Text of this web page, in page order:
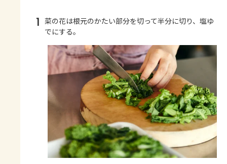
1 菜の花は根元のかたい部分を切って半分に切り、塩ゆ
でにする。